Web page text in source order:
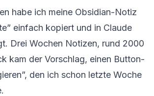
habe ich meine Obsidian-Notiz
einfach kopiert und in Claude
Drei Wochen Notizen, rund 2000
kam der Vorschlag, einen Button-
den ich schon letzte Woche